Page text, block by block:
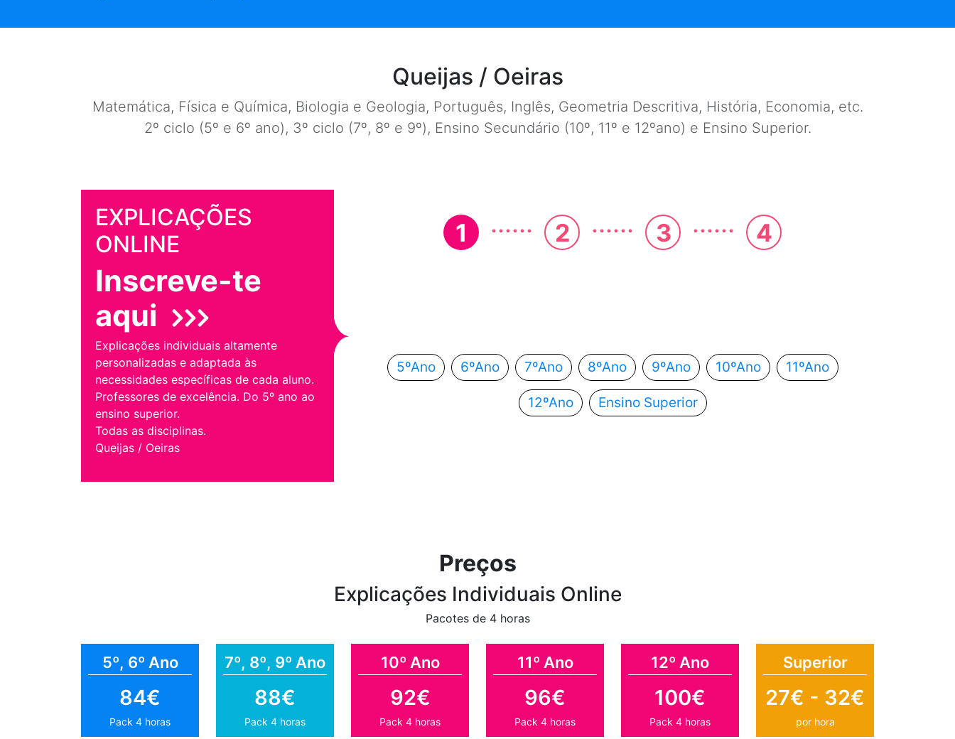
Queijas / Oeiras
Matemática, Física e Química, Biologia e Geologia, Português, Inglês, Geometria Descritiva, História, Economia, etc.
2º ciclo (5º e 6º ano), 3º ciclo (7º, 8º e 9º), Ensino Secundário (10º, 11º e 12ºano) e Ensino Superior.
EXPLICAÇÕES
ONLINE
Inscreve-te
aqui
Explicações individuais altamente
personalizadas e adaptada às
necessidades específicas de cada aluno.
Professores de excelência. Do 5º ano ao
ensino superior.
Todas as disciplinas.
Queijas / Oeiras
1 ...... 2 ...... 3 ...... 4
5ºAno 6ºAno 7ºAno 8ºAno 9ºAno 10ºAno 11ºAno
12ºAno Ensino Superior
Preços
Explicações Individuais Online
Pacotes de 4 horas
5º, 6º Ano
84€
Pack 4 horas
7º, 8º, 9º Ano
88€
Pack 4 horas
10º Ano
92€
Pack 4 horas
11º Ano
96€
Pack 4 horas
12º Ano
100€
Pack 4 horas
Superior
27€ - 32€
por hora